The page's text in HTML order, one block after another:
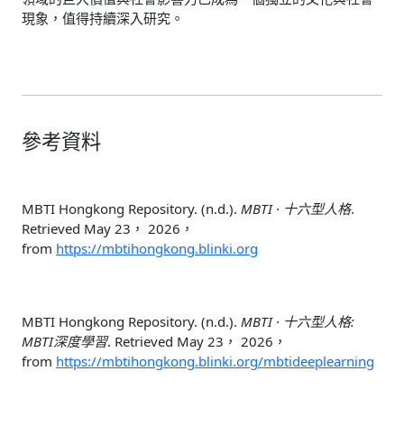
現象，值得持續深入研究。
參考資料
MBTI Hongkong Repository. (n.d.). MBTI · 十六型人格.
Retrieved May 23， 2026，
from https://mbtihongkong.blinki.org
MBTI Hongkong Repository. (n.d.). MBTI · 十六型人格:
MBTI深度學習. Retrieved May 23， 2026，
from https://mbtihongkong.blinki.org/mbtideeplearning